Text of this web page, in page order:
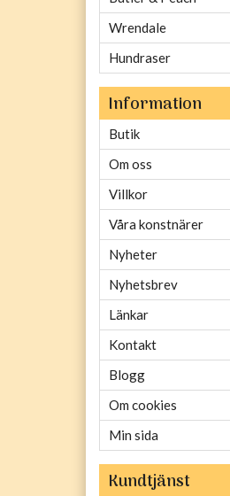
Wrendale
Hundraser
Information
Butik
Om oss
Villkor
Våra konstnärer
Nyheter
Nyhetsbrev
Länkar
Kontakt
Blogg
Om cookies
Min sida
Kundtjänst